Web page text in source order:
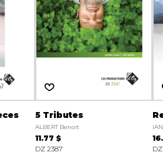
5 Tributes
ALBERT Benoit
11.77 $
DZ 2387